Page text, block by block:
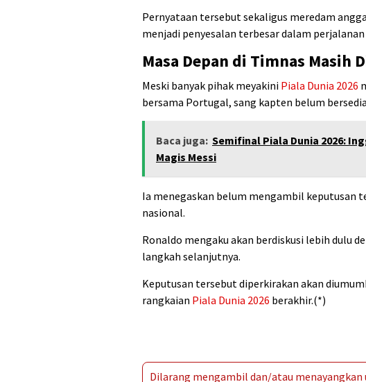
Pernyataan tersebut sekaligus meredam
menjadi penyesalan terbesar dalam
Masa Depan di Timnas Masih
Meski banyak pihak meyakini Piala Dunia 2026
bersama Portugal, sang kapten belum
Baca juga: Semifinal Piala Dunia 2026:
Magis Messi
Ia menegaskan belum mengambil keputusan
nasional.
Ronaldo mengaku akan berdiskusi lebih dulu
langkah selanjutnya.
Keputusan tersebut diperkirakan akan
rangkaian Piala Dunia 2026 berakhir.(*)
Dilarang mengambil dan/atau